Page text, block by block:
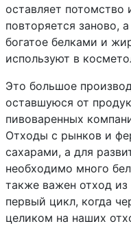
оставляет
повторяется заново,
богатое белками и
используют в
Это большое
оставшуюся от
пивоваренных
Отходы с рынков и
сахарами, а для
необходимо много
также важен отход
первый цикл, когда
целиком на наших